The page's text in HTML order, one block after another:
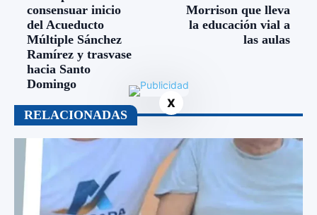
consensuar inicio
del Acueducto
Múltiple Sánchez
Ramírez y trasvase
hacia Santo
Domingo
Morrison que lleva
la educación vial a
las aulas
RELACIONADAS
X